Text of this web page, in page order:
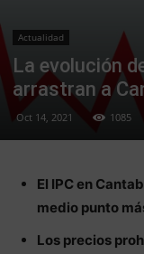
Actualidad
La evolución
arrastran a
Oct 14, 2021 1085
El IPC en
medio punto
Los precios